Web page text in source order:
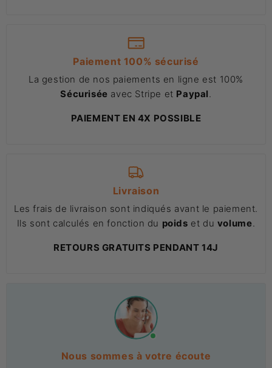
Paiement 100% sécurisé
La gestion de nos paiements en ligne est 100%
Sécurisée avec Stripe et Paypal.
PAIEMENT EN 4X POSSIBLE
Livraison
Les frais de livraison sont indiqués avant le paiement.
Ils sont calculés en fonction du poids et du volume.
RETOURS GRATUITS PENDANT 14J
Nous sommes à votre écoute